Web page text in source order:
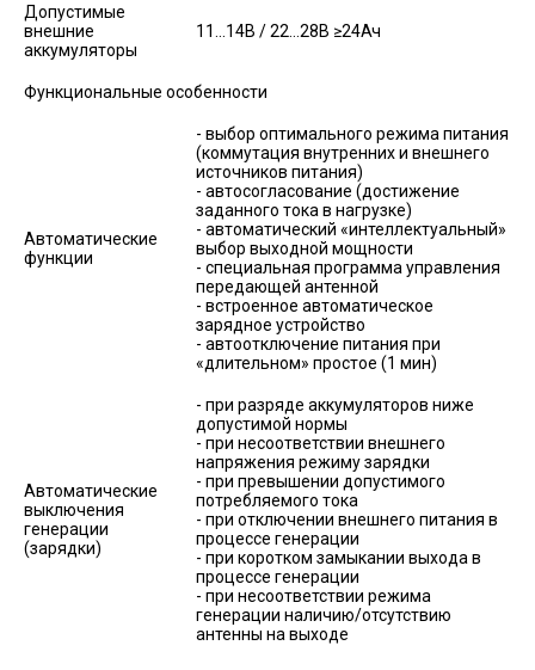
Допустимые
внешние
аккумуляторы
11...14В / 22…28В ≥24Ач
Функциональные особенности
Автоматические
функции
- выбор оптимального режима питания
(коммутация внутренних и внешнего
источников питания)
- автосогласование (достижение
заданного тока в нагрузке)
- автоматический «интеллектуальный»
выбор выходной мощности
- специальная программа управления
передающей антенной
- встроенное автоматическое
зарядное устройство
- автоотключение питания при
«длительном» простое (1 мин)
Автоматические
выключения
генерации
(зарядки)
- при разряде аккумуляторов ниже
допустимой нормы
- при несоответствии внешнего
напряжения режиму зарядки
- при превышении допустимого
потребляемого тока
- при отключении внешнего питания в
процессе генерации
- при коротком замыкании выхода в
процессе генерации
- при несоответствии режима
генерации наличию/отсутствию
антенны на выходе